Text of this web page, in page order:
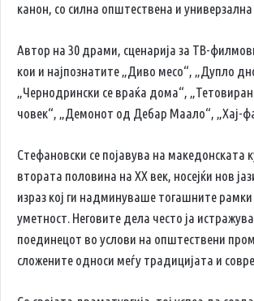
канон, со силна општествена и
Автор на 30 драми, сценарија за ТВ-
кои и најпознатите „Диво месо“, „Дупло
„Чернодрински се враќа дома“,
човек“, „Демонот од Дебар Маало“, „Хај-
Стефановски се појавува на македонската
втората половина на XX век, носејќи нов
израз кој ги надминуваше тогашните
уметност. Неговите дела често ја
поединецот во услови на општествени
сложените односи меѓу традицијата и